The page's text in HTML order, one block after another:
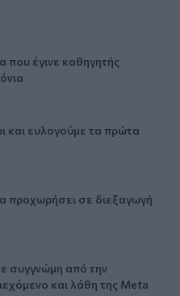
που έγινε καθηγητής
και ευλογούμε τα πρώτα
προχωρήσει σε διεξαγωγή
συγγνώμη από την
και λάθη της Meta